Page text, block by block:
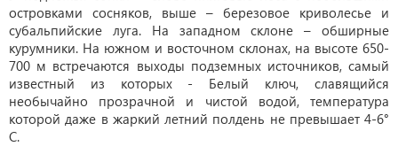
островками сосняков, выше – березовое криволесье и
субальпийские луга. На западном склоне – обширные
курумники. На южном и восточном склонах, на высоте 650-
700 м встречаются выходы подземных источников, самый
известный из которых - Белый ключ, славящийся
необычайно прозрачной и чистой водой, температура
которой даже в жаркий летний полдень не превышает 4-6°
С.